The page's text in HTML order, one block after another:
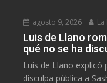
agosto 9, 2026
Luis de Llano
qué no se ha
Luis de Llano
disculpa pública a